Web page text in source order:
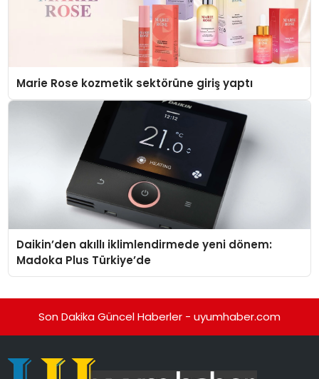
Marie Rose kozmetik sektörüne giriş yaptı
Daikin’den akıllı iklimlendirmede yeni dönem:
Madoka Plus Türkiye’de
Son Dakika Güncel Haberler - uyumhaber.com